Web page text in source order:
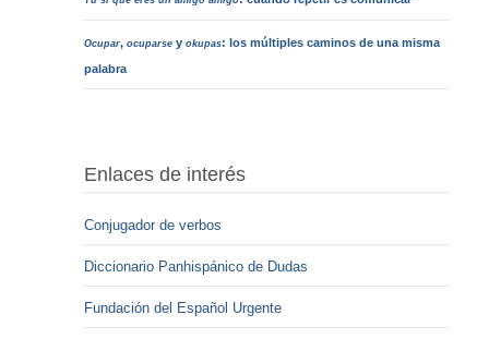
Ocupar,ocuparse yokupas: los múltiples caminos de una misma
palabra
Enlaces de interés
Conjugador de verbos
Diccionario Panhispánico de Dudas
Fundación del Español Urgente